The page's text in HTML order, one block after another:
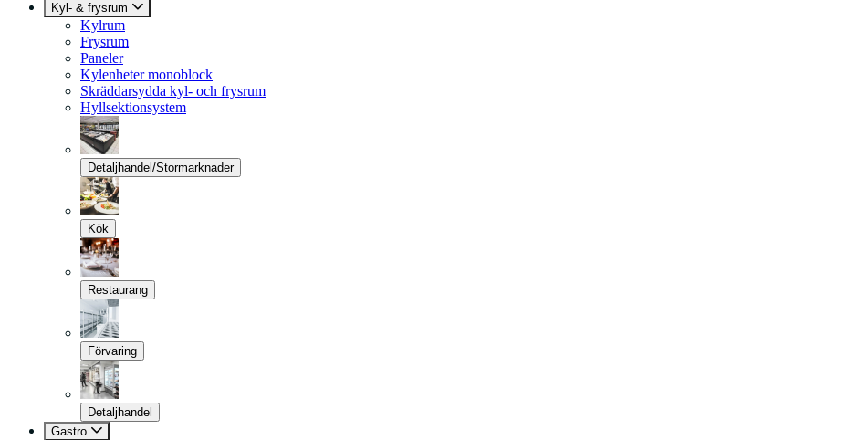
Kyl- & frysrum
Kylrum
Frysrum
Paneler
Kylenheter monoblock
Skräddarsydda kyl- och frysrum
Hyllsektionsystem
Detaljhandel/Stormarknader
Kök
Restaurang
Förvaring
Detaljhandel
Gastro